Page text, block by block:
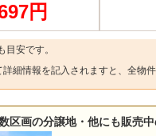
円
安です。
詳細情報を記入されますと、全物
区画の分譲地・他にも販売中